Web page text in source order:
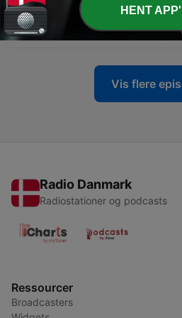
13 - Livvagt i demokratiets tjeneste
22 jun. 2024
Vis flere
Radio Danmark
Radiostationer og podcasts
Ressourcer
Broadcasters
HENT